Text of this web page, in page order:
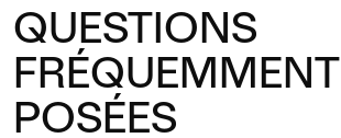
QUESTIONS
FRÉQUEMMENT
POSÉES